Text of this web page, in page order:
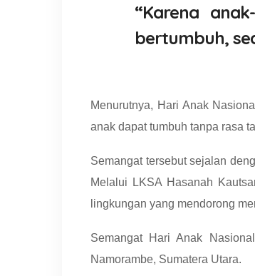
“Karena
bertumbuh,
Menurutnya, Hari Anak
anak dapat tumbuh tanpa rasa
Semangat tersebut sejalan
Melalui LKSA Hasanah
lingkungan yang mendorong
Semangat Hari Anak
Namorambe, Sumatera Utara.